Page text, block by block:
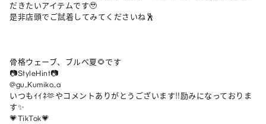
だきたいアイテムです🥹
是非店頭でご試着してみてくださいね🕺
骨格ウェーブ、ブルベ夏🌻です
📷StyleHint📷
@gu_Kumiko_a
いつもｲｲﾈ🫶やコメントありがとうございます‼︎励みになっておりま
す✨
💗TikTok💗